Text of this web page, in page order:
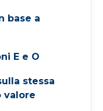
base a
E e O
stessa
valore